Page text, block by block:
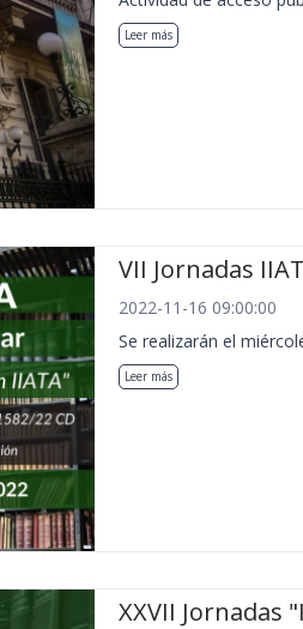
Leer más
VII Jornadas
2022-11-16 09:00:00
Se realizarán el
Leer más
XXVII Jornadas